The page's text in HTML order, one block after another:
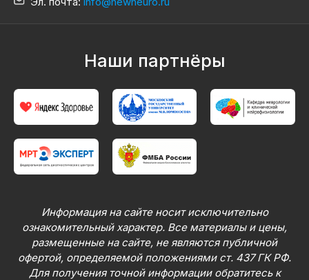
Наши партнёры
Информация на сайте носит исключительно
ознакомительный характер. Все материалы и цены,
размещенные на сайте, не являются публичной
офертой, определяемой положениями ст. 437 ГК РФ.
Для получения точной информации обратитесь к